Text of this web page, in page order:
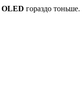
OLED гораздо тоньше.